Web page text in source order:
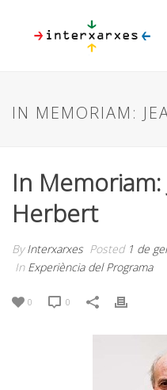
IN MEMORIAM:
In Memoriam:
Herbert
ByInterxarxes Posted 1 de
In Experiència del Programa
0 0